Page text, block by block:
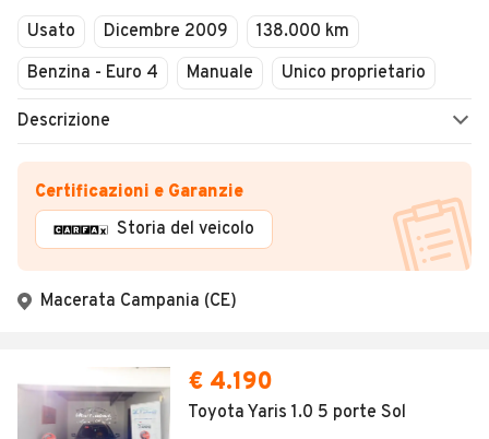
Usato Dicembre 2009
138.000 km
Benzina - Euro 4
Manuale Unico proprietario
Descrizione
Certificazioni e Garanzie
Storia del veicolo
Macerata Campania (CE)
€ 4.190
Toyota Yaris 1.0 5 porte Sol